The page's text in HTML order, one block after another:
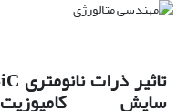
سایش